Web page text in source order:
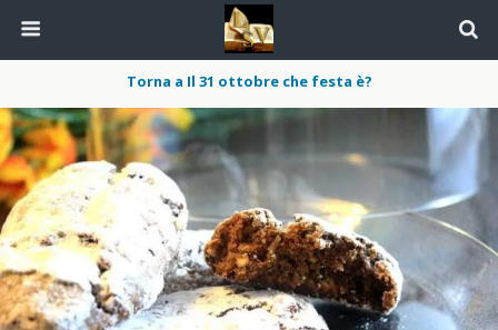
Torna a Il 31 ottobre che festa è?